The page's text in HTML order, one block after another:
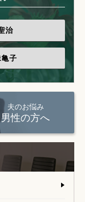
治
子
夫のお悩み
男性の方へ